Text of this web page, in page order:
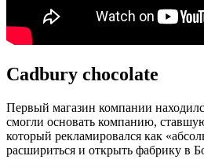
Cadbury chocolate
Первый магазин компании
смогли основать компанию,
который рекламировался как
расшириться и открыть фабрику в